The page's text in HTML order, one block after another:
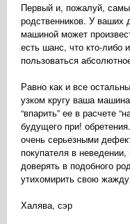
Первый и, пожалуй,
родственников. У ваших
машиной может
есть шанс, что кто-либо
пользоваться
Равно как и все
узком кругу ваша
“впарить” ее в расчете
будущего при!
очень серьезными
покупателя в
доверять в подобного
утихомирить свою
Халява, сэр